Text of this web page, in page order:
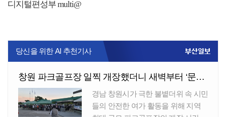
디지털편성부 multi@